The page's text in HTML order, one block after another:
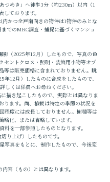
つめき」へ徒歩3分（約230m）以内（1
ております。
かつ全戸南向きの物件は1物件のみとな
でのMRC調査・捕捉に基づくマンショ
（2025年12月）したもので、写真の色
セントクロス・照明・装飾用小物等オプ
等は販売価格に含まれておりません。眺
12月）したものに合成をしたもので、
しくは係員へお尋ねください。
描き起こしたもので、実際とは異なりま
ります。尚、植栽は特定の季節の状況を
程度には成長しておりません。樹種等は
化、または省略しています。
を一部参照したものとなります。
り上げ）したものです。
写真をもとに、制作したもので、今後変
容（もの）とは異なります。